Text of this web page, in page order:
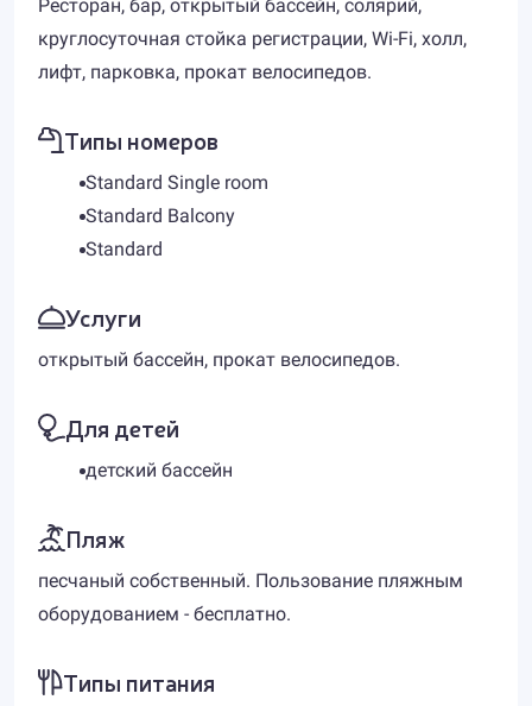
Ресторан, бар, открытый бассейн, солярий,
круглосуточная стойка регистрации, Wi-Fi, холл,
лифт, парковка, прокат велосипедов.
Типы номеров
Standard Single room
Standard Balcony
Standard
Услуги
открытый бассейн, прокат велосипедов.
Для детей
детский бассейн
Пляж
песчаный собственный. Пользование пляжным
оборудованием - бесплатно.
Типы питания